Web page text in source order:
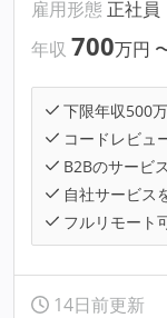
雇用形態 正社員
年収 700万円
下限年収500
コードレビュ
B2Bのサービ
自社サービス
フルリモート
14日前更新